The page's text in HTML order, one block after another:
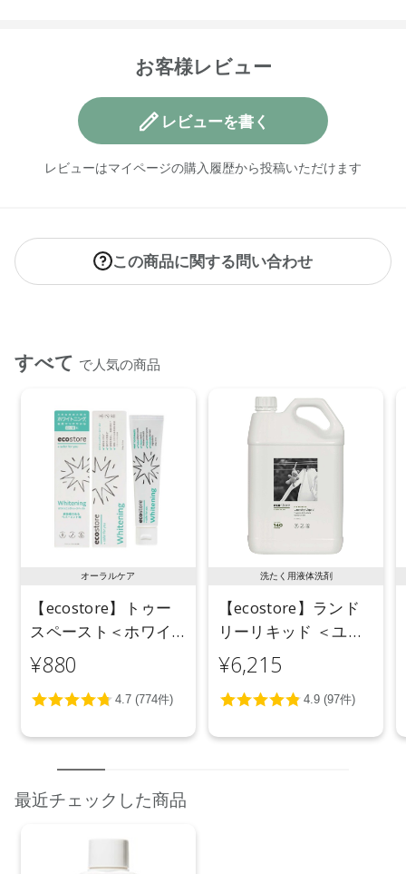
界面活性剤(14%、アルキルグリコシド、アルキル硫酸エステ
【メーカー品番】
店舗でお問い合わせの際には、下記品番をお伝え下さい。
4573623437622
Biople 2026/4/1
※店舗での取り扱いや詳しい在庫状況につきましては、各店舗
にお問い合わせください。
※発売日は予告なく変更する可能性がございます。予めご了承
ください。
※通常はご注文より１～３営業日での発送となります。
商品によっては、お届けまで１～２週間かかる場合がござい
ますので予めご了承ください。
●パッケージはリニューアル等の理由により、写真と異なる場
●パッケージのリニューアル等の理由により、成分・処方が記
載と異なる場合がございます。
お客様レビュー
レビューを書く
レビューはマイページの購入履歴から投稿いただけます
この商品に関する問い合わせ
すべて で人気の商品
オーラルケア
【ecostore】トゥー
スペースト＜ホワイ
トニング＞ 100g
¥880
洗たく用液体洗剤
【ecostore】ランド
リーリキッド ＜ユー
カリ＞ 5L
¥6,215
最近チェックした商品